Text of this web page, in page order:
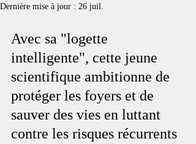
Dernière mise à jour : 26 juil.
Avec sa "logette
intelligente", cette jeune
scientifique ambitionne de
protéger les foyers et de
sauver des vies en luttant
contre les risques récurrents